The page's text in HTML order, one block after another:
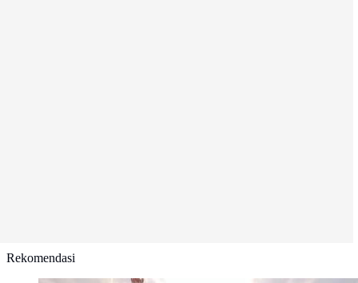
Rekomendasi